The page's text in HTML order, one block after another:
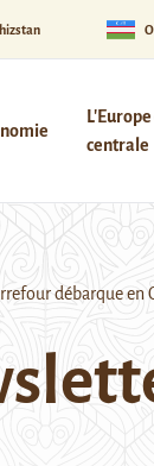
centrale
débarque en